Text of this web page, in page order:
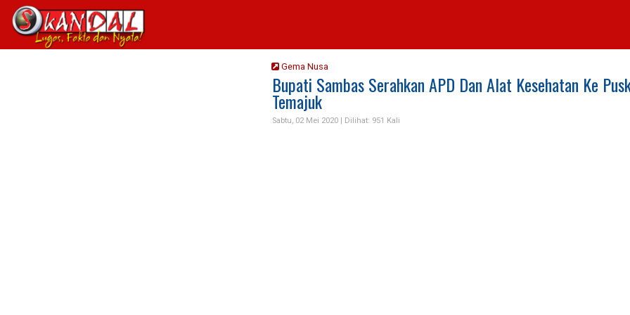
Gema Nusa
Bupati Sambas Serahkan APD Dan Alat Kesehatan Ke
Temajuk
Sabtu, 02 Mei 2020 | Dilihat: 951 Kali